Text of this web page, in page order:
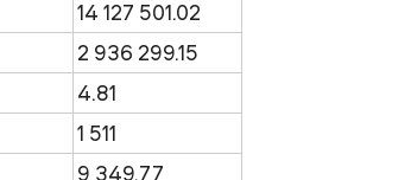
14 127 501.02
2 936 299.15
4.81
1 511
9 349.77